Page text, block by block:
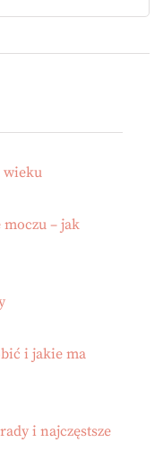
wieku
– jak
i jakie ma
i najczęstsze